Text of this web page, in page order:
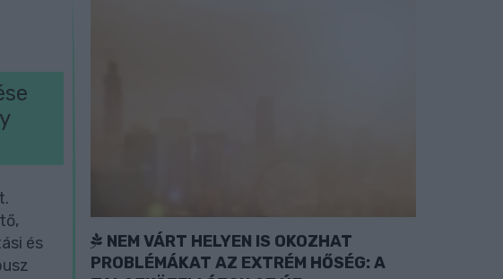
és
NEM VÁRT HELYEN IS OKOZHAT
PROBLÉMÁKAT AZ EXTRÉM HŐSÉG: A